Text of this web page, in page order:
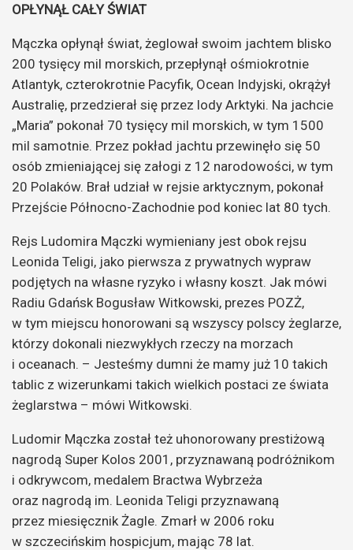
OPŁYNĄŁ CAŁY ŚWIAT
Mączka opłynął świat, żeglował swoim jachtem blisko
200 tysięcy mil morskich, przepłynął ośmiokrotnie
Atlantyk, czterokrotnie Pacyfik, Ocean Indyjski, okrążył
Australię, przedzierał się przez lody Arktyki. Na jachcie
„Maria” pokonał 70 tysięcy mil morskich, w tym 1500
mil samotnie. Przez pokład jachtu przewinęło się 50
osób zmieniającej się załogi z 12 narodowości, w tym
20 Polaków. Brał udział w rejsie arktycznym, pokonał
Przejście Północno-Zachodnie pod koniec lat 80 tych.
Rejs Ludomira Mączki wymieniany jest obok rejsu
Leonida Teligi, jako pierwsza z prywatnych wypraw
podjętych na własne ryzyko i własny koszt. Jak mówi
Radiu Gdańsk Bogusław Witkowski, prezes POZŻ,
w tym miejscu honorowani są wszyscy polscy żeglarze,
którzy dokonali niezwykłych rzeczy na morzach
i oceanach. – Jesteśmy dumni że mamy już 10 takich
tablic z wizerunkami takich wielkich postaci ze świata
żeglarstwa – mówi Witkowski.
Ludomir Mączka został też uhonorowany prestiżową
nagrodą Super Kolos 2001, przyznawaną podróżnikom
i odkrywcom, medalem Bractwa Wybrzeża
oraz nagrodą im. Leonida Teligi przyznawaną
przez miesięcznik Żagle. Zmarł w 2006 roku
w szczecińskim hospicjum, mając 78 lat.